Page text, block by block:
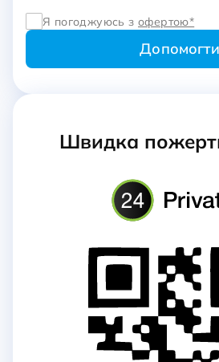
Я погоджуюсь зофертою*
Швидка